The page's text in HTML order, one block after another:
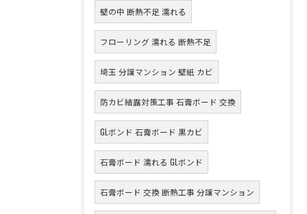
壁の中 断熱不足 濡れる
フローリング 濡れる 断熱不足
埼玉 分譲マンション 壁紙 カビ
防カビ結露対策工事 石膏ボード 交換
GLボンド 石膏ボード 黒カビ
石膏ボード 濡れる GLボンド
石膏ボード 交換 断熱工事 分譲マンション